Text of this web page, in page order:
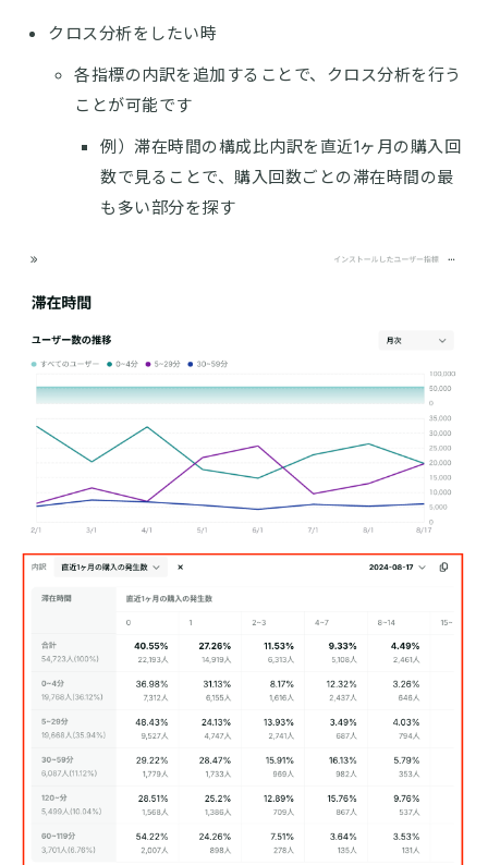
クロス分析をしたい時
各指標の内訳を追加することで、クロス分析を行う
ことが可能です
例）滞在時間の構成比内訳を直近1ヶ月の購入回
数で見ることで、購入回数ごとの滞在時間の最
も多い部分を探す